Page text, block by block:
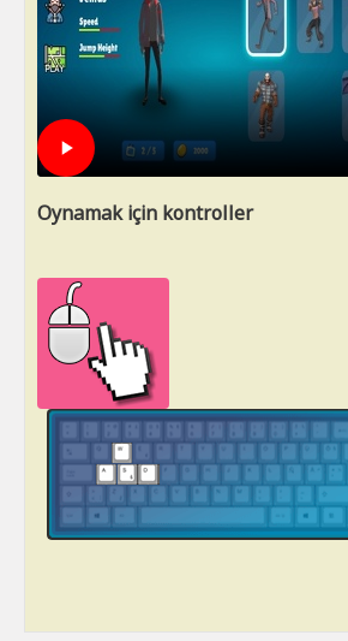
Oynamak için kontroller